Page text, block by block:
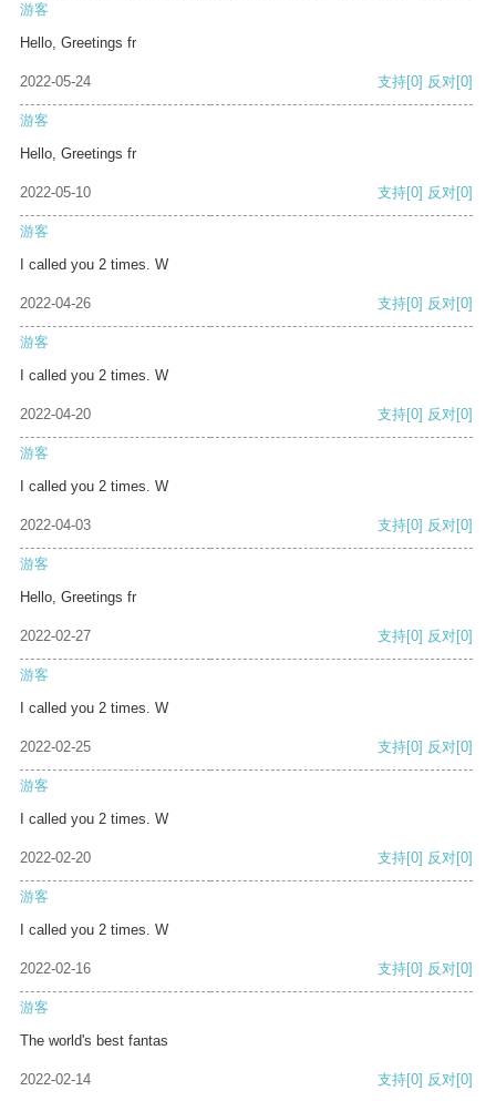
游客
Hello, Greetings fr
2022-05-24 支持[0] 反对[0]
游客
Hello, Greetings fr
2022-05-10 支持[0] 反对[0]
游客
I called you 2 times. W
2022-04-26 支持[0] 反对[0]
游客
I called you 2 times. W
2022-04-20 支持[0] 反对[0]
游客
I called you 2 times. W
2022-04-03 支持[0] 反对[0]
游客
Hello, Greetings fr
2022-02-27 支持[0] 反对[0]
游客
I called you 2 times. W
2022-02-25 支持[0] 反对[0]
游客
I called you 2 times. W
2022-02-20 支持[0] 反对[0]
游客
I called you 2 times. W
2022-02-16 支持[0] 反对[0]
游客
The world's best fantas
2022-02-14 支持[0] 反对[0]